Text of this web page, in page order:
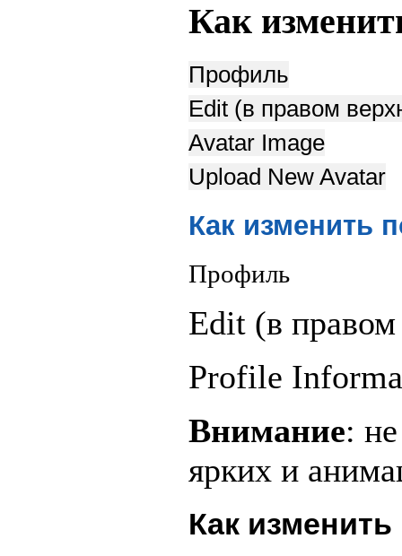
Как
Профиль
Edit (в правом
Avatar Image
Upload New Avatar
Как изменить
Профиль
Edit (в
Profile
Внимание:
ярких и
Как